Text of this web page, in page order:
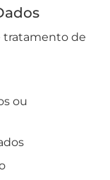
tratamento de
ou